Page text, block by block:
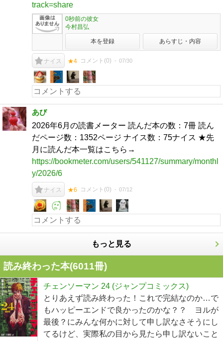
track=share
0秒前の彼女
今村昌弘
本を登録 あらすじ・内容
ナイス ★4 コメント(0) 07/30
あび
2026年6月の読書メーター 読んだ本の数：7冊 読ん
だページ数：1352ページ ナイス数：75ナイス ★先
月に読んだ本一覧はこちら→
https://bookmeter.com/users/541127/summary/monthl
y/2026/6
ナイス ★6 コメント(0) 07/12
もっと見る
読み終わった本(6011冊)
チェンソーマン 24 (ジャンプコミックス)
とりあえず読み終わった！これで完結なのか…で
もハッピーエンドで良かったのかな？？ ヨルが
最後？にみんな何かに対して申し訳なさそうにし
てるけど、実際私の目から見たら申し訳ないこと